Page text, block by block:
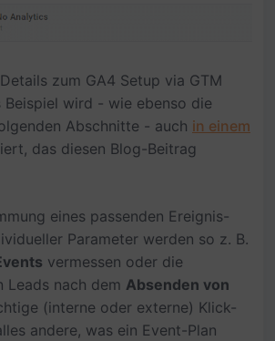
zum GA4 Setup via GTM
Beispiel wird - wie ebenso die
Abschnitte - auch in einem
das diesen Blog-Beitrag
eines passenden Ereignis-
Parameter werden so z. B.
vermessen oder die
Leads nach dem Absenden von
(interne oder externe) Klick-
andere, was ein Event-Plan